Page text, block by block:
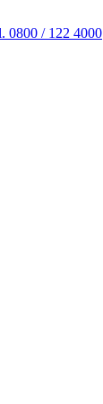
0800 / 122 4000